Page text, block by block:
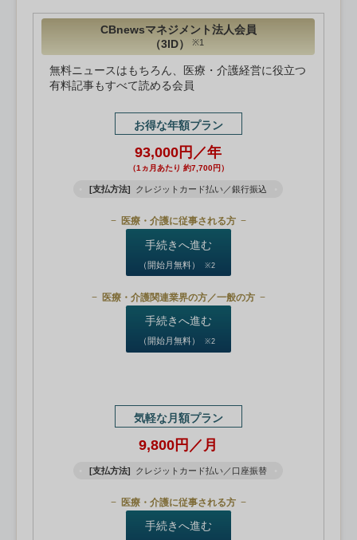
CBnewsマネジメント法人会員
（3ID）
※1
無料ニュースはもちろん、医療・介護経営に役立つ
有料記事もすべて読める会員
お得な年額プラン
93,000円／年
（1ヵ月あたり 約7,700円）
[支払方法] クレジットカード払い／銀行振込
医療・介護に従事される方
手続きへ進む
（開始月無料） ※2
医療・介護関連業界の方／一般の方
手続きへ進む
（開始月無料） ※2
気軽な月額プラン
9,800円／月
[支払方法] クレジットカード払い／口座振替
医療・介護に従事される方
手続きへ進む